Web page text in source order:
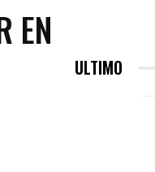
EN
ULTIMO